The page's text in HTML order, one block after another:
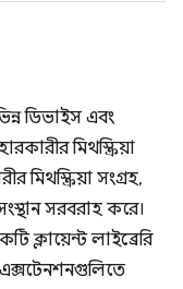
ডিভাইস এবং
মিথস্ক্রিয়া
মিথস্ক্রিয়া সংগ্রহ,
সরবরাহ করে।
ক্লায়েন্ট লাইব্রেরি